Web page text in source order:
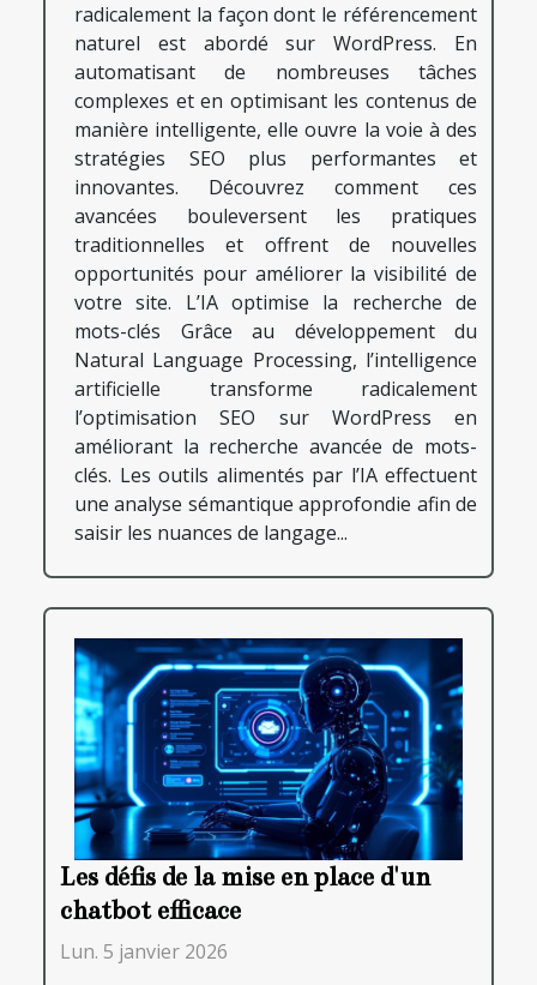
radicalement la façon dont le référencement
naturel est abordé sur WordPress. En
automatisant de nombreuses tâches
complexes et en optimisant les contenus de
manière intelligente, elle ouvre la voie à des
stratégies SEO plus performantes et
innovantes. Découvrez comment ces
avancées bouleversent les pratiques
traditionnelles et offrent de nouvelles
opportunités pour améliorer la visibilité de
votre site. L’IA optimise la recherche de
mots-clés Grâce au développement du
Natural Language Processing, l’intelligence
artificielle transforme radicalement
l’optimisation SEO sur WordPress en
améliorant la recherche avancée de mots-
clés. Les outils alimentés par l’IA effectuent
une analyse sémantique approfondie afin de
saisir les nuances de langage...
Les défis de la mise en place d'un
chatbot efficace
Lun. 5 janvier 2026